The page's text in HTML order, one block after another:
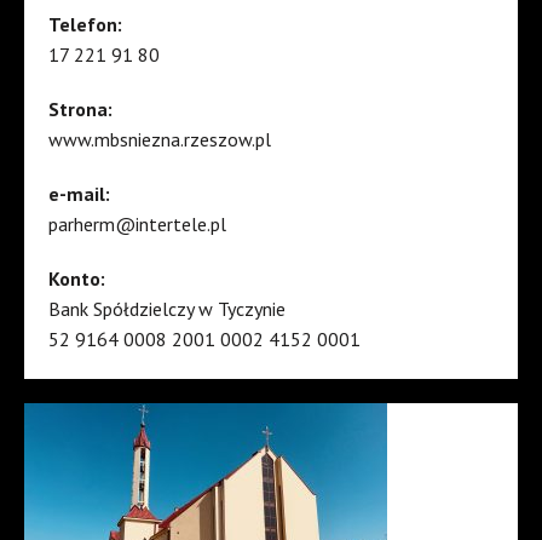
Telefon:
17 221 91 80
Strona:
www.mbsniezna.rzeszow.pl
e-mail:
parherm@intertele.pl
Konto:
Bank Spółdzielczy w Tyczynie
52 9164 0008 2001 0002 4152 0001